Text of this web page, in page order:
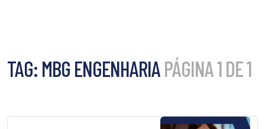
TAG: MBG ENGENHARIAPÁGINA 1 DE 1